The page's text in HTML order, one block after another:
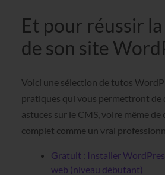
Et pour réussir
de son site
Voici une sélection de tutos
pratiques qui vous permettront de
astuces sur le CMS, voire même
complet comme un vrai
Gratuit : Installer
web (niveau débutant)